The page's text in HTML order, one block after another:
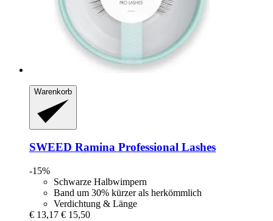
Warenkorb
SWEED Ramina Professional Lashes
-15%
Schwarze Halbwimpern
Band um 30% kürzer als herkömmlich
Verdichtung & Länge
€ 13,17 € 15,50